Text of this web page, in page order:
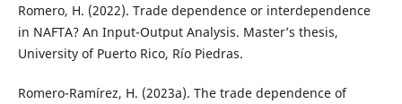
Romero, H. (2022). Trade dependence or interdependence
in NAFTA? An Input-Output Analysis. Master’s thesis,
University of Puerto Rico, Río Piedras.
Romero-Ramírez, H. (2023a). The trade dependence of